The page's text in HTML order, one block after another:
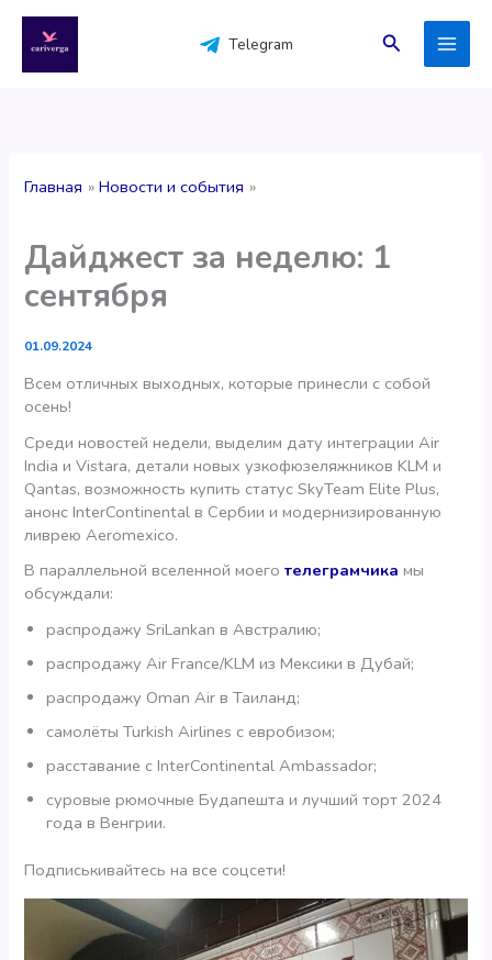
содержимому
Telegram Поиск
Главная Новости и события
Дайджест за неделю: 1
сентября
01.09.2024
Всем отличных выходных, которые принесли с собой
осень!
Среди новостей недели, выделим дату интеграции Air
India и Vistara, детали новых узкофюзеляжников KLM и
Qantas, возможность купить статус SkyTeam Elite Plus,
анонс InterContinental в Сербии и модернизированную
ливрею Aeromexico.
В параллельной вселенной моеготелеграмчика мы
обсуждали:
распродажу SriLankan в Австралию;
распродажу Air France/KLM из Мексики в Дубай;
распродажу Oman Air в Таиланд;
самолёты Turkish Airlines с евробизом;
расставание с InterContinental Ambassador;
суровые рюмочные Будапешта и лучший торт 2024
года в Венгрии.
Подписькивайтесь на все соцсети!